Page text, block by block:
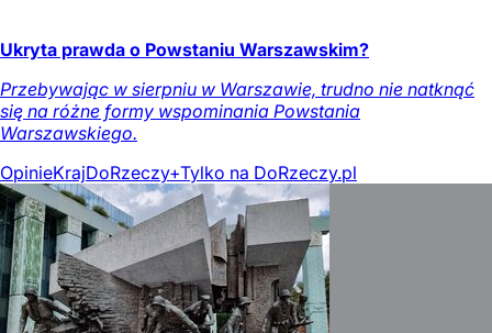
Ukryta prawda o Powstaniu Warszawskim?
Przebywając w sierpniu w Warszawie, trudno nie natknąć
się na różne formy wspominania Powstania
Warszawskiego.
OpinieKrajDoRzeczy+Tylko na DoRzeczy.pl